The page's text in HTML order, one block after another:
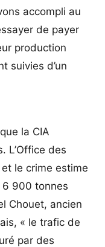
accompli au
de payer
production
suivies d’un
la CIA
L’Office des
le crime estime
6 900 tonnes
Chouet, ancien
« le trafic de
par des